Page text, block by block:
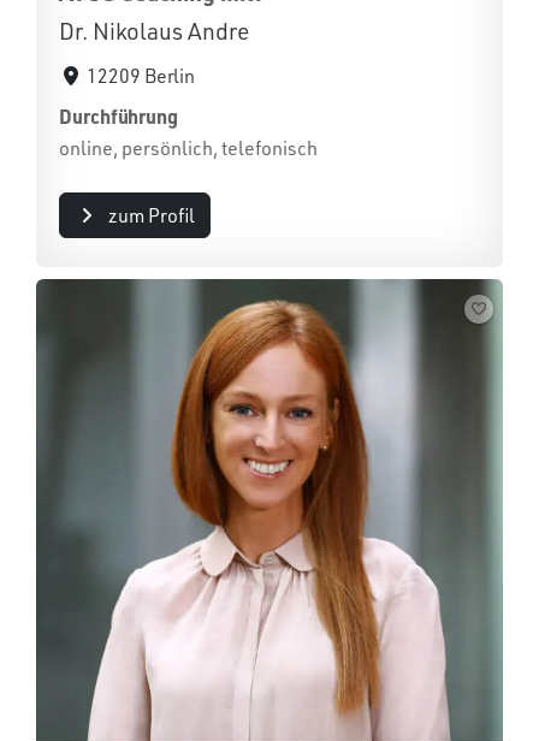
Dr. Nikolaus Andre
12209 Berlin
Durchführung
online, persönlich, telefonisch
zum Profil